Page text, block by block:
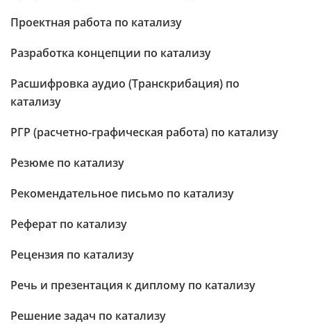
Проектная работа по катализу
Разработка концепции по катализу
Расшифровка аудио (Транскрибация) по
катализу
РГР (расчетно-графическая работа) по катализу
Резюме по катализу
Рекомендательное письмо по катализу
Реферат по катализу
Рецензия по катализу
Речь и презентация к диплому по катализу
Решение задач по катализу